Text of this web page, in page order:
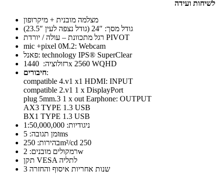
לשיחות ועידה
מצלמה מובנית + מיקרופון
גודל מסך: 24″ (גודל נצפה לעין 23.5″)
רגל מתכוונת – עולה / יורדת PIVOT
mic +pixel 0M.2: Webcam
פאנל: technology IPS® SuperClear
רזולוציה: 1440x 2560 WQHD
חיבורים:
compatible 4.v1 x1 HDMI: INPUT
compatible 2.v1 1 x DisplayPort
plug 5mm.3 1 x out Earphone: OUTPUT
AX3 TYPE 1.3 USB
BX1 TYPE 1.3 USB
ניגודיות: 1:50,000,000
זמן תגובה: 5ms
בהירות: 250m²/cd 250
רמקולים מובנים: 2w
תקן VESA לתליה
3 שנות אחריות איסוף והחזרה